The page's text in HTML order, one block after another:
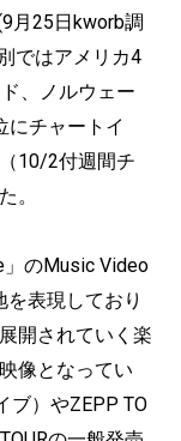
月25日kworb調
ではアメリカ4
、ノルウェー
にチャートイ
10/2付週間チ
。
のMusic Video
表現しており
開されていく楽
像となってい
ブ）やZEPP TO